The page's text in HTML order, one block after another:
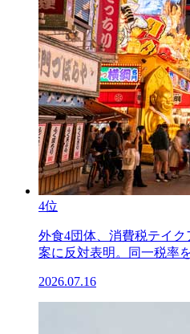
4位
外食4団体、消費税テイク
案に反対表明。同一税率
2026.07.16